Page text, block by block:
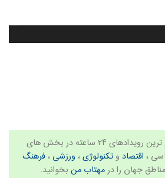
جدیدترین اخبار و مهم ترین رویدادهای ۲۴ ساعته در بخش های
، اقتصاد و تکنولوژی، ورزشی ، فرهنگ
مناطق جهان را درمهتاب من بخوانید.